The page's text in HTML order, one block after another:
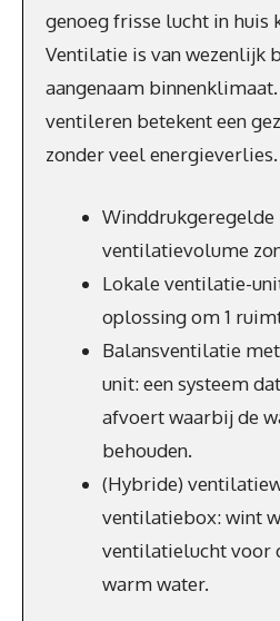
genoeg frisse lucht in huis
Ventilatie is van wezenlijk
aangenaam
ventileren betekent een
zonder veel energieverlies.
Winddrukgeregelde
ventilatievolume
Lokale ventilatie-
oplossing om 1
Balansventilatie
unit: een systeem
afvoert waarbij de
behouden.
(Hybride)
ventilatiebox: wint
ventilatielucht voor
warm water.